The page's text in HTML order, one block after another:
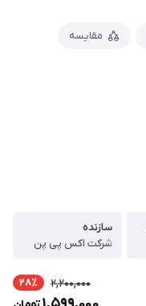
مقایسه
سازنده
شرکت اکس پی پن
2,200,000 28٪